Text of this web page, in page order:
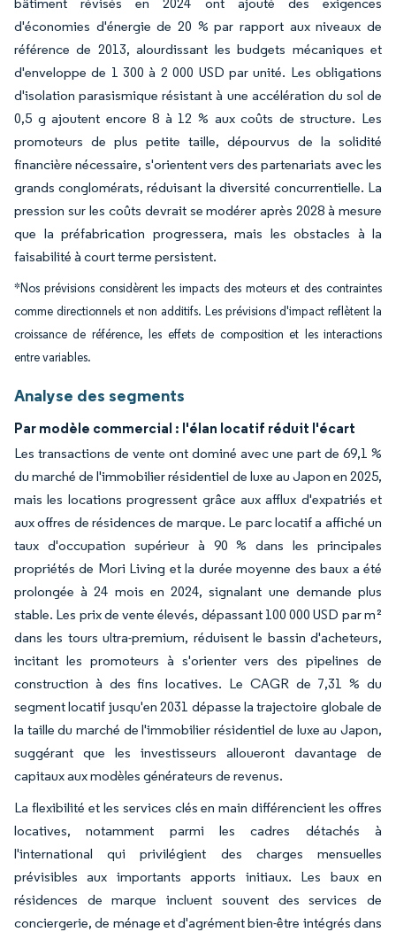
d'économies d'énergie de 20 % par rapport aux niveaux de
référence de 2013, alourdissant les budgets mécaniques et
d'enveloppe de 1 300 à 2 000 USD par unité. Les obligations
d'isolation parasismique résistant à une accélération du sol de
0,5 g ajoutent encore 8 à 12 % aux coûts de structure. Les
promoteurs de plus petite taille, dépourvus de la solidité
financière nécessaire, s'orientent vers des partenariats avec les
grands conglomérats, réduisant la diversité concurrentielle. La
pression sur les coûts devrait se modérer après 2028 à mesure
que la préfabrication progressera, mais les obstacles à la
faisabilité à court terme persistent.
*Nos prévisions considèrent les impacts des moteurs et des contraintes
comme directionnels et non additifs. Les prévisions d'impact reflètent la
croissance de référence, les effets de composition et les interactions
entre variables.
Analyse des segments
Par modèle commercial : l'élan locatif réduit l'écart
Les transactions de vente ont dominé avec une part de 69,1 %
du marché de l'immobilier résidentiel de luxe au Japon en 2025,
mais les locations progressent grâce aux afflux d'expatriés et
aux offres de résidences de marque. Le parc locatif a affiché un
taux d'occupation supérieur à 90 % dans les principales
propriétés de Mori Living et la durée moyenne des baux a été
prolongée à 24 mois en 2024, signalant une demande plus
stable. Les prix de vente élevés, dépassant 100 000 USD par m²
dans les tours ultra-premium, réduisent le bassin d'acheteurs,
incitant les promoteurs à s'orienter vers des pipelines de
construction à des fins locatives. Le CAGR de 7,31 % du
segment locatif jusqu'en 2031 dépasse la trajectoire globale de
la taille du marché de l'immobilier résidentiel de luxe au Japon,
suggérant que les investisseurs alloueront davantage de
capitaux aux modèles générateurs de revenus.
La flexibilité et les services clés en main différencient les offres
locatives, notamment parmi les cadres détachés à
l'international qui privilégient des charges mensuelles
prévisibles aux importants apports initiaux. Les baux en
résidences de marque incluent souvent des services de
conciergerie, de ménage et d'agrément bien-être intégrés dans